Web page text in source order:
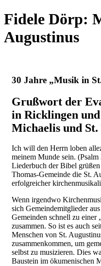
Fidele Dörp:
Augustinus
30 Jahre „Musik in
Grußwort der
in Ricklingen
Michaelis und St.
Ich will den Herrn loben
meinem Munde sein.
Liederbuch der Bibel
Thomas-Gemeinde die St.
erfolgreicher
Wenn irgendwo
sich Gemeindemitglieder
Gemeinden schnell zu einer
zusammen. So ist es auch
Menschen von St.
zusammenkommen, um
selbst zu musizieren. Dies
Baustein im ökumenischen